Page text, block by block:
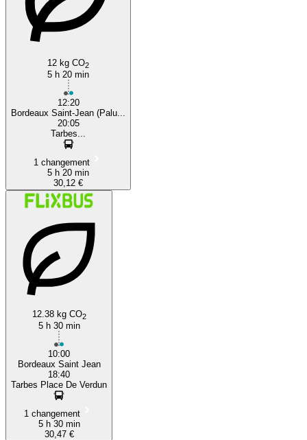
12 kg CO2
5 h 20 min
12:20
Bordeaux Saint-Jean (Palu...
20:05
Tarbes...
1 changement
5 h 20 min
30,12 €
12.38 kg CO2
5 h 30 min
10:00
Bordeaux Saint Jean
18:40
Tarbes Place De Verdun
1 changement
5 h 30 min
30,47 €